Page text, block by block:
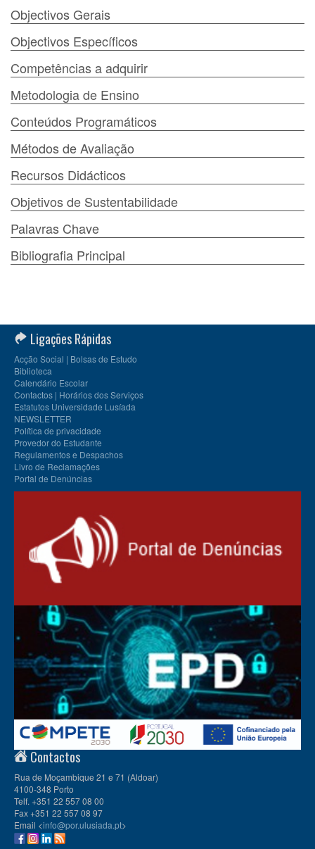
Objectivos Gerais
Objectivos Específicos
Competências a adquirir
Metodologia de Ensino
Conteúdos Programáticos
Métodos de Avaliação
Recursos Didácticos
Objetivos de Sustentabilidade
Palavras Chave
Bibliografia Principal
Ligações Rápidas
Acção Social | Bolsas de Estudo
Biblioteca
Calendário Escolar
Contactos | Horários dos Serviços
Estatutos Universidade Lusíada
NEWSLETTER
Política de privacidade
Provedor do Estudante
Regulamentos e Despachos
Livro de Reclamações
Portal de Denúncias
Contactos
Rua de Moçambique 21 e 71 (Aldoar)
4100-348 Porto
Telf. +351 22 557 08 00
Fax +351 22 557 08 97
Email <info@por.ulusiada.pt>